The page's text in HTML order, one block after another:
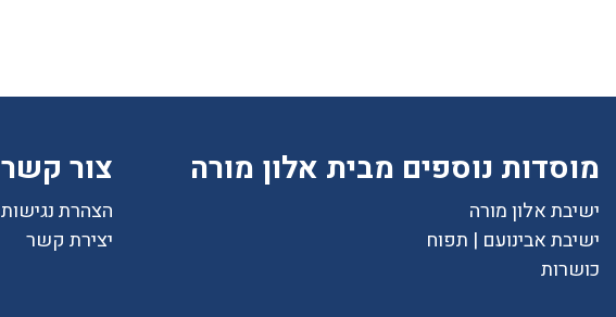
מוסדות נוספים מבית אלון מורה
ישיבת אלון מורה
ישיבת אבינועם | תפוח
כושרות
צור קשר
הצהרת נגישות
יצירת קשר